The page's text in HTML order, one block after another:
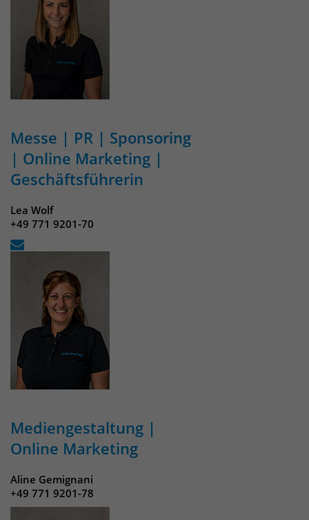
Messe | PR | Sponsoring
| Online Marketing |
Geschäftsführerin
Lea Wolf
+49 771 9201-70
Mediengestaltung |
Online Marketing
Aline Gemignani
+49 771 9201-78